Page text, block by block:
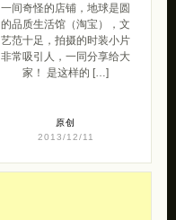
一间奇怪的店铺，地球是圆
的品质生活馆（淘宝），文
艺范十足，拍摄的时装小片
非常吸引人，一同分享给大
家！ 是这样的 […]
原创
2013/12/11